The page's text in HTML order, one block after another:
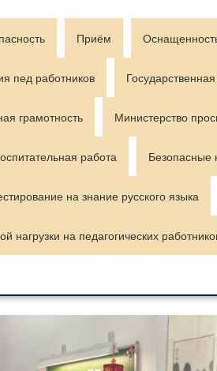
Приём
пед работников
грамотность Министерство
работа Безопасные
на знание русского языка
нагрузки на педагогических